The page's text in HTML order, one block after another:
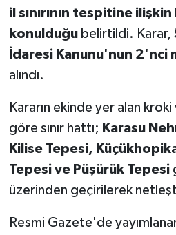
il sınırının tespitine
konulduğubelirtildi. Karar,
İdaresi Kanunu'nun 2'nci
alındı.
Kararın ekinde yer alan
göre sınır hattı; Karasu
Kilise Tepesi,
Tepesi ve Püşürük Tepesi
üzerinden geçirilerek
Resmi Gazete'de